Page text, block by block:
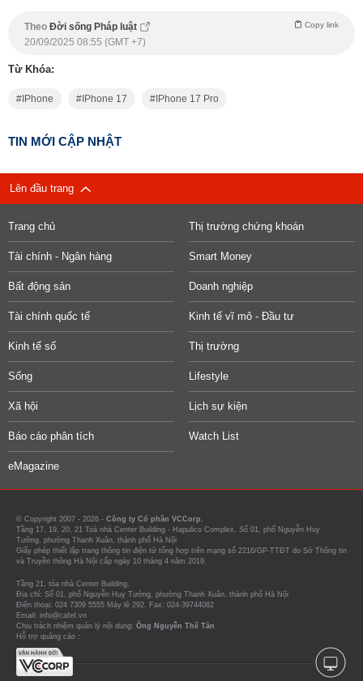
Theo Đời sống Pháp luật Copy link
20/09/2025 08:55 (GMT +7)
Từ Khóa:
IPhone IPhone 17 IPhone 17 Pro
TIN MỚI CẬP NHẬT
Lên đầu trang
Trang chủ Thị trường chứng khoán
Tài chính - Ngân hàng Smart Money
Bất động sản Doanh nghiệp
Tài chính quốc tế Kinh tế vĩ mô - Đầu tư
Kinh tế số Thị trường
Sống Lifestyle
Xã hội Lịch sự kiện
Báo cáo phân tích Watch List
eMagazine
© Copyright 2007 - 2026 - Công ty Cổ phần VCCorp.
Tầng 17, 19, 20, 21 Toà nhà Center Building - Hapulico Complex, Số 01, phố Nguyễn Huy
Tưởng, phường Thanh Xuân, thành phố Hà Nội
Giấy phép thiết lập trang thông tin điện tử tổng hợp trên mạng số 2216/GP-TTĐT do Sở Thông tin
và Truyền thông Hà Nội cấp ngày 10 tháng 4 năm 2019.
Tầng 21, tòa nhà Center Building.
Địa chỉ: Số 01, phố Nguyễn Huy Tưởng, phường Thanh Xuân, thành phố Hà Nội
Điện thoại: 024 7309 5555 Máy lẻ 292. Fax: 024-39744082
Email: info@cafef.vn
Chịu trách nhiệm quản lý nội dung: Ông Nguyễn Thế Tân
Hỗ trợ quảng cáo :